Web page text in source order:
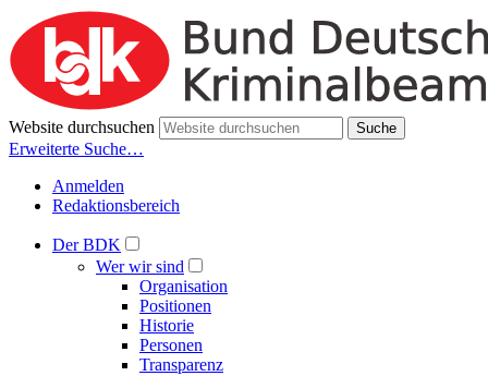
Website durchsuchen Suche
Erweiterte Suche…
Anmelden
Redaktionsbereich
Der BDK
Wer wir sind
Organisation
Positionen
Historie
Personen
Transparenz